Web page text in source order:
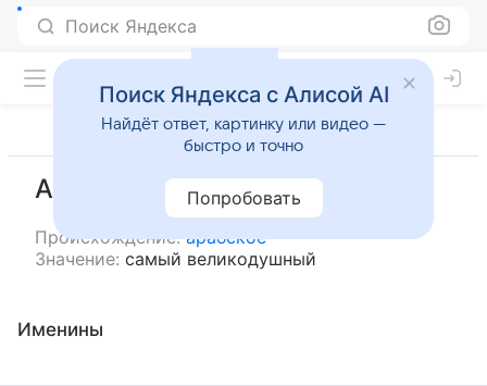
Поиск Яндекса
Аджвад
Происхождение: арабское
Значение: самый великодушный
Именины
Поиск Яндекса с Алисой AI
Найдёт ответ, картинку или видео —
быстро и точно
Попробовать